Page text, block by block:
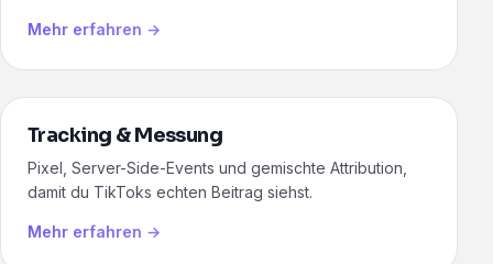
Mehr erfahren →
Tracking & Messung
Pixel, Server-Side-Events und gemischte Attribution,
damit du TikToks echten Beitrag siehst.
Mehr erfahren →